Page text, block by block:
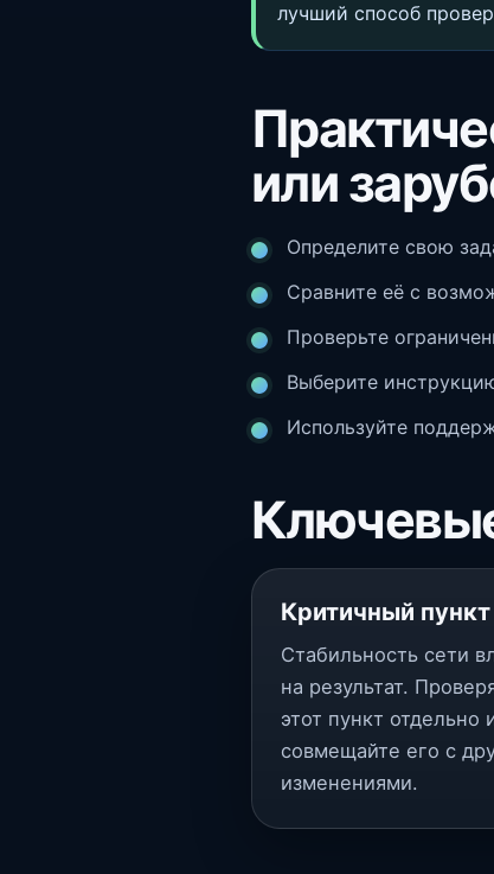
лучший способ
или
Определите свою
Сравните её с
Проверьте
Выберите
Используйте
Критичный пункт
Стабильность сети
на результат.
этот пункт отдельно
совмещайте его с
изменениями.